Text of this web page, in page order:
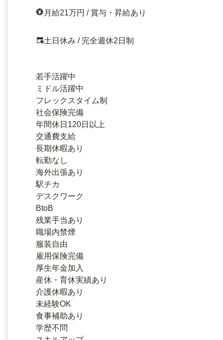
月給21万円 / 賞与・昇給あり
土日休み / 完全週休2日制
若手活躍中
ミドル活躍中
フレックスタイム制
社会保険完備
年間休日120日以上
交通費支給
長期休暇あり
転勤なし
海外出張あり
駅チカ
デスクワーク
BtoB
残業手当あり
職場内禁煙
服装自由
雇用保険完備
厚生年金加入
産休・育休実績あり
介護休暇あり
未経験OK
食事補助あり
学歴不問